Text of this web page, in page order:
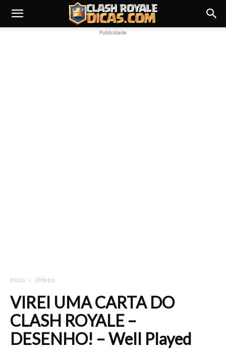
Publicidade
Início Vídeos
VIREI UMA CARTA DO
CLASH ROYALE –
DESENHO! – Well Played